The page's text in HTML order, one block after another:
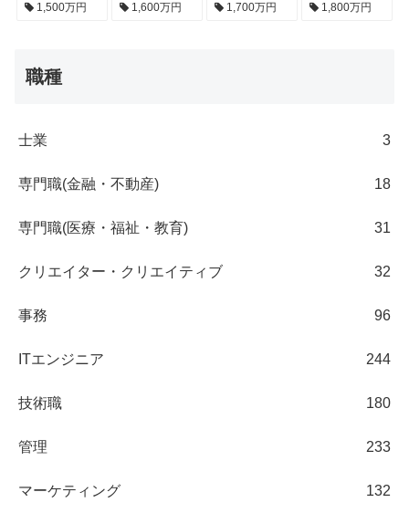
1,500万円 1,600万円 1,700万円 1,800万円
職種
士業 3
専門職(金融・不動産) 18
専門職(医療・福祉・教育) 31
クリエイター・クリエイティブ 32
事務 96
ITエンジニア 244
技術職 180
管理 233
マーケティング 132